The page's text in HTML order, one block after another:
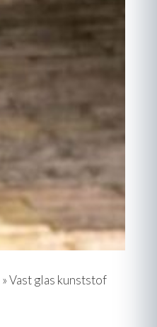
»Vast glas kunststof